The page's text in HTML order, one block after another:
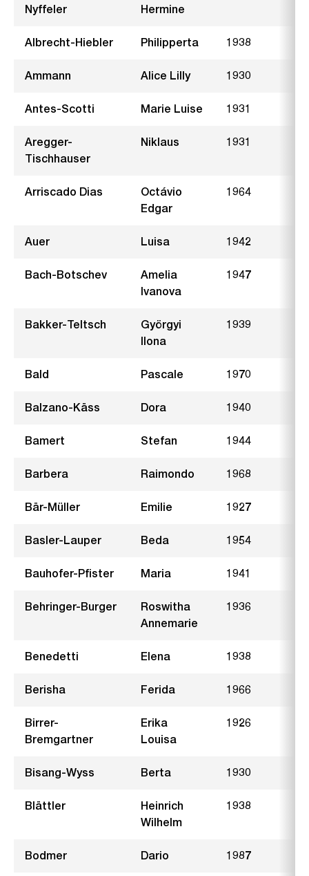
Nyffeler
Hermine
Albrecht-Hiebler Philipperta 1938
Ammann Alice Lilly 1930
Antes-Scotti Marie Luise 1931
Aregger-
Tischhauser
Niklaus 1931
Arriscado Dias
Octávio
Edgar
1964
Auer Luisa 1942
Bach-Botschev
Amelia
Ivanova
1947
Bakker-Teltsch
Györgyi
Ilona
1939
Bald Pascale 1970
Balzano-Käss Dora 1940
Bamert Stefan 1944
Barbera Raimondo 1968
Bär-Müller Emilie 1927
Basler-Lauper Beda 1954
Bauhofer-Pfister Maria 1941
Behringer-Burger
Roswitha
Annemarie
1936
Benedetti Elena 1938
Berisha Ferida 1966
Birrer-
Bremgartner
Erika
Louisa
1926
Bisang-Wyss Berta 1930
Blättler
Heinrich
Wilhelm
1938
Bodmer Dario 1987